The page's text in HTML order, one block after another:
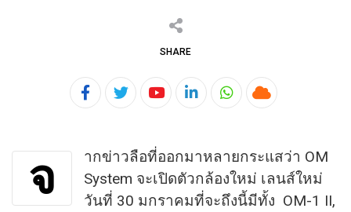
SHARE
YoutubeLinkedInWhatsapp
Cloud
จ
ากข่าวลือที่ออกมาหลายกระแสว่า OM
System จะเปิดตัวกล้องใหม่ เลนส์ใหม่
วันที่ 30 มกราคมที่จะถึงนี้มีทั้ง OM-1 II,